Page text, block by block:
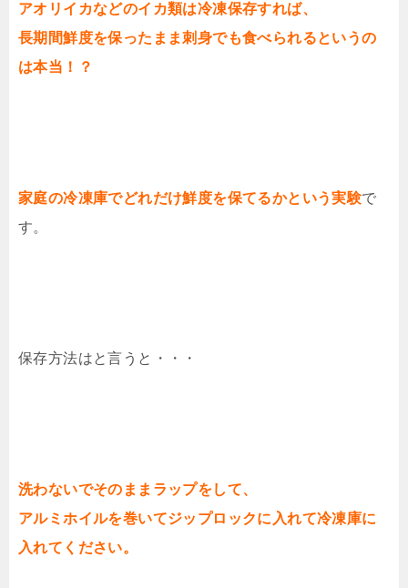
アオリイカなどのイカ類は冷凍保存すれば、
長期間鮮度を保ったまま刺身でも食べられるというの
は本当！？
家庭の冷凍庫でどれだけ鮮度を保てるかという実験で
す。
保存方法はと言うと・・・
洗わないでそのままラップをして、
アルミホイルを巻いてジップロックに入れて冷凍庫に
入れてください。